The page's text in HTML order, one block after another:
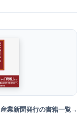
産業新聞発行の書籍一覧